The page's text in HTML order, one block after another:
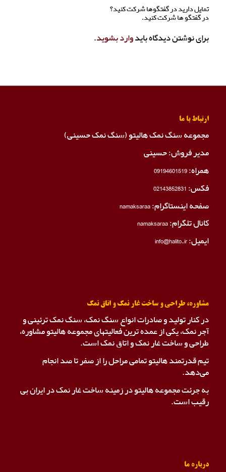
تمایل دارید در گفتگوها شرکت کنید؟
در گفتگو ها شرکت کنید.
برای نوشتن دیدگاه بایدوارد بشوید.
ارتباط با ما
مجموعه سنگ نمک هالیتو (سنگ نمک حسینی)
مدیر فروش: حسینی
همراه:09194601519
فکس:02143852831
صفحه اینستاگرام:namaksaraa
کانال تلگرام:namaksaraa
ایمیل: info@halito.ir
مشاوره، طراحی و ساخت غار نمک و اتاق نمک
در کنار تولید و صادرات انواع سنگ نمک، سنگ نمک ترئینی و
آجر نمک، یکی از عمده ترین فعالیتهای مجموعه هالیتو مشاوره،
طراحی و ساخت غار نمک و اتاق نمک است.
تیم قدرتمند هالیتو تمامی مراحل را از صفر تا صد انجام
می‌دهد.
به جرئت مجموعه هالیتو در زمینه ساخت غار نمک در ایران بی
رقیب است.
درباره ما